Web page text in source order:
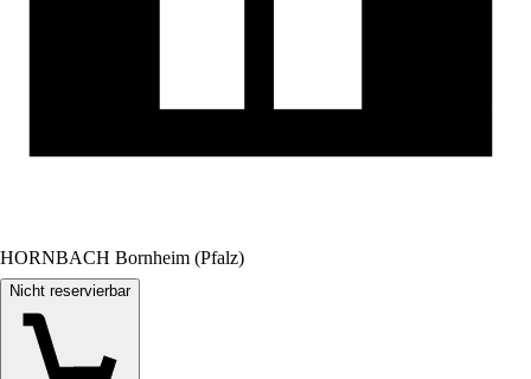
HORNBACH Bornheim (Pfalz)
Nicht reservierbar